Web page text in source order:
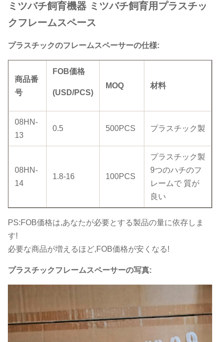
ミツバチ飼育機器 ミツバチ飼育用プラスチッ
クフレームスペース
プラスチックのフレームスペーサーの仕様:
商品番
号
FOB価格
(USD/PCS)
MOQ 材料
08HN-
13
0.5 500PCS プラスチック製
08HN-
14
1.8-16 100PCS
プラスチック製
9つのハチのフ
レームで 質が
良い
PS:FOB価格は,あなたが必要とする製品の量に依存しま
す!
必要な商品が増えるほど,FOB価格が安くなる!
プラスチックフレームスペーサーの写真: